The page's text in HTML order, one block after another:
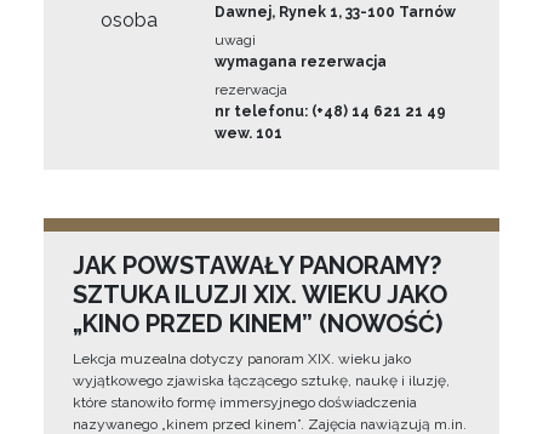
osoba
Dawnej, Rynek 1, 33-100 Tarnów
uwagi
wymagana rezerwacja
rezerwacja
nr telefonu: (+48) 14 621 21 49
wew. 101
JAK POWSTAWAŁY PANORAMY?
SZTUKA ILUZJI XIX. WIEKU JAKO
„KINO PRZED KINEM” (NOWOŚĆ)
Lekcja muzealna dotyczy panoram XIX. wieku jako
wyjątkowego zjawiska łączącego sztukę, naukę i iluzję,
które stanowiło formę immersyjnego doświadczenia
nazywanego „kinem przed kinem”. Zajęcia nawiązują m.in.